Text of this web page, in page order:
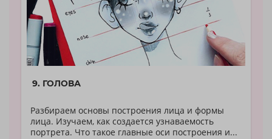
9. ГОЛОВА
Разбираем основы построения лица и формы
лица. Изучаем, как создается узнаваемость
портрета. Что такое главные оси построения и...